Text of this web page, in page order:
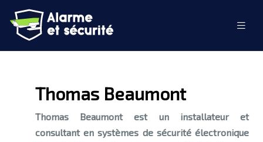
Thomas Beaumont
Thomas Beaumont est un installateur et
consultant en systèmes de sécurité électronique